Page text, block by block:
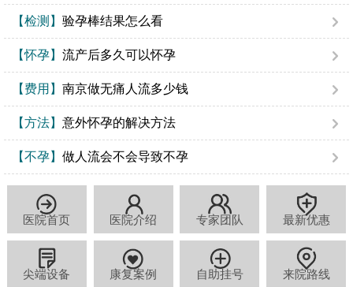
【检测】 验孕棒结果怎么看
【怀孕】 流产后多久可以怀孕
【费用】 南京做无痛人流多少钱
【方法】 意外怀孕的解决方法
【不孕】 做人流会不会导致不孕
医院首页 医院介绍 专家团队 最新优惠
尖端设备 康复案例 自助挂号 来院路线